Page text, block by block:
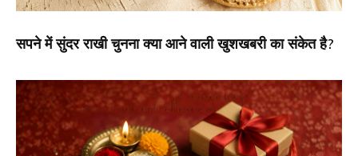
सपने में सुंदर राखी चुनना क्या आने वाली खुशखबरी का संकेत है?